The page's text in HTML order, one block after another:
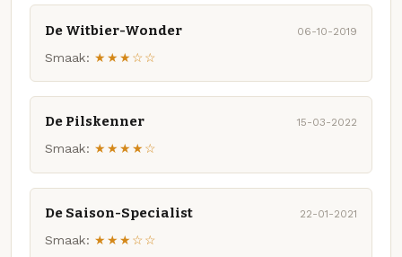
De Witbier-Wonder 06-10-2019
Smaak: ★★★☆☆
De Pilskenner 15-03-2022
Smaak: ★★★★☆
De Saison-Specialist 22-01-2021
Smaak: ★★★☆☆